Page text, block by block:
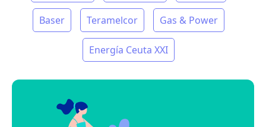
Baser Teramelcor Gas & Power
Energía Ceuta XXI